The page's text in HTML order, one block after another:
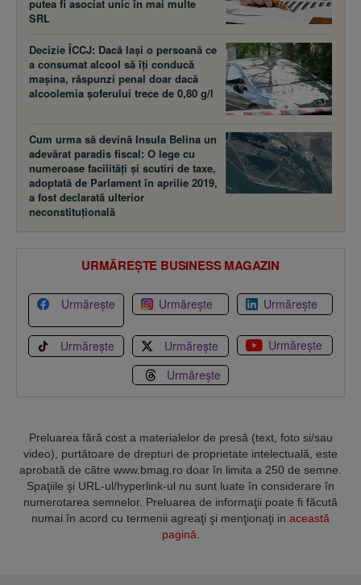
putea fi asociat unic în mai multe
SRL
Decizie ÎCCJ: Dacă laşi o persoană ce
a consumat alcool să îţi conducă
maşina, răspunzi penal doar dacă
alcoolemia şoferului trece de 0,80 g/l
Cum urma să devină Insula Belina un
adevărat paradis fiscal: O lege cu
numeroase facilităţi şi scutiri de taxe,
adoptată de Parlament în aprilie 2019,
a fost declarată ulterior
neconstituţională
URMĂREȘTE BUSINESS MAGAZIN
Urmărește Urmărește Urmărește
Urmărește Urmărește
Urmărește
Urmărește
Preluarea fără cost a materialelor de presă (text, foto si/sau
video), purtătoare de drepturi de proprietate intelectuală, este
aprobată de către www.bmag.ro doar în limita a 250 de semne.
Spaţiile şi URL-ul/hyperlink-ul nu sunt luate în considerare în
numerotarea semnelor. Preluarea de informaţii poate fi făcută
numai în acord cu termenii agreaţi şi menţionaţi in această
pagină